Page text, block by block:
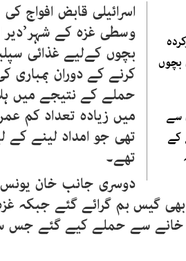
بچوں
سے
کے
اسرائیلی قابض افواج
وسطی غزہ کے شہر’دیر
بچوں کےلیے غذائی
کرنے کے دوران بمباری
حملے کے نتیجے میں
میں زیادہ تعداد کم
تھی جو امداد لینے کے
تھے۔
دوسری جانب خان
گیس بم گرائے گئے جبکہ
خانے سے حملے کیے گئے